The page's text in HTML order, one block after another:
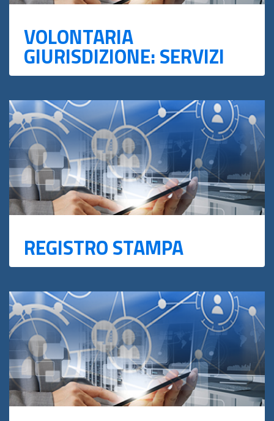
VOLONTARIA
GIURISDIZIONE: SERVIZI
REGISTRO STAMPA